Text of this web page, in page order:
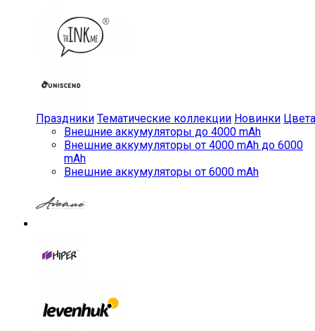
Праздники Тематические коллекции Новинки Цвета
Внешние аккумуляторы до 4000 mAh
Внешние аккумуляторы от 4000 mAh до 6000
mAh
Внешние аккумуляторы от 6000 mAh